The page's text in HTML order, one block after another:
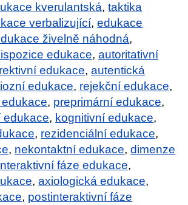
kverulantská,taktika
verbalizující,edukace
živelně náhodná,
edukace,autoritativní
edukace,autentická
edukace, rejekční edukace,
, preprimární edukace,
edukace, kognitivní edukace,
, rezidenciální edukace,
, nekontaktní edukace,dimenze
fáze edukace,
,axiologická edukace,
, postinteraktivní fáze